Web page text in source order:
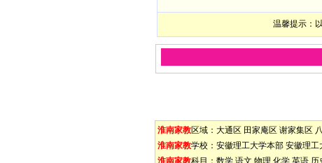
温馨提示：
淮南家教区域： 大通区 田家庵区 谢家集区
淮南家教学校： 安徽理工大学本部 安徽理工
淮南家教科目： 数学 语文 物理 化学 英语 历